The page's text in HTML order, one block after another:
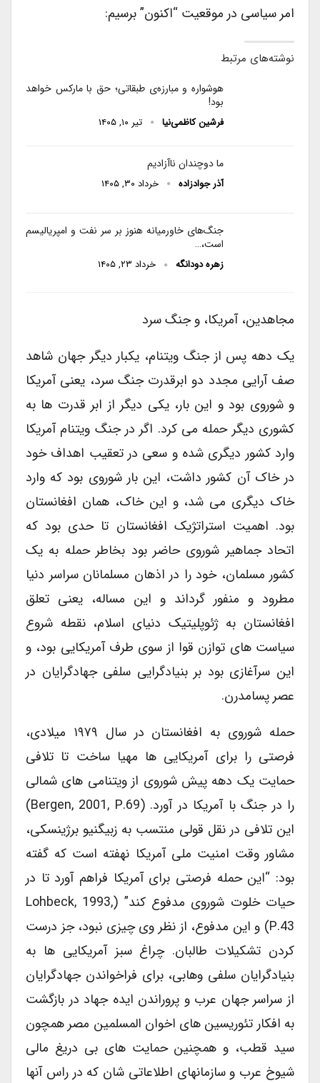
امر سیاسی در موقعیت “اکنون” برسیم:
نوشته‌های مرتبط
هوشواره و مبارزه‌ی طبقاتی؛ حق با مارکس خواهد
بود!
فرشین کاظمی‌نیا تیر ۱۰, ۱۴۰۵
ما دوچندان ناآزادیم
آذر جوادزاده خرداد ۳۰, ۱۴۰۵
جنگ‌های خاورمیانه هنوز بر سر نفت و امپریالیسم
است،…
زهره دودانگه خرداد ۲۳, ۱۴۰۵
مجاهدین، آمریکا، و جنگ سرد
یک دهه پس از جنگ ویتنام، یکبار دیگر جهان شاهد
صف آرایی مجدد دو ابرقدرت جنگ سرد، یعنی آمریکا
و شوروی بود و این بار، یکی دیگر از ابر قدرت ها به
کشوری دیگر حمله می کرد. اگر در جنگ ویتنام آمریکا
وارد کشور دیگری شده و سعی در تعقیب اهداف خود
در خاک آن کشور داشت، این بار شوروی بود که وارد
خاک دیگری می شد، و این خاک، همان افغانستان
بود. اهمیت استراتژیک افغانستان تا حدی بود که
اتحاد جماهیر شوروی حاضر بود بخاطر حمله به یک
کشور مسلمان، خود را در اذهان مسلمانان سراسر دنیا
مطرود و منفور گرداند و این مساله، یعنی تعلق
افغانستان به ژئوپلیتیک دنیای اسلام، نقطه شروع
سیاست های توازن قوا از سوی طرف آمریکایی بود، و
این سرآغازی بود بر بنیادگرایی سلفی جهادگرایان در
عصر پسامدرن.
حمله شوروی به افغانستان در سال ۱۹۷۹ میلادی،
فرصتی را برای آمریکایی ها مهیا ساخت تا تلافی
حمایت یک دهه پیش شوروی از ویتنامی های شمالی
را در جنگ با آمریکا در آورد. (Bergen, 2001, P.69)
این تلافی در نقل قولی منتسب به زبیگنیو برژینسکی،
مشاور وقت امنیت ملی آمریکا نهفته است که گفته
بود: “این حمله فرصتی برای آمریکا فراهم آورد تا در
حیات خلوت شوروی مدفوع کند” (Lohbeck, 1993,
P.43) و این مدفوع، از نظر وی چیزی نبود، جز درست
کردن تشکیلات طالبان. چراغ سبز آمریکایی ها به
بنیادگرایان سلفی وهابی، برای فراخواندن جهادگرایان
از سراسر جهان عرب و پروراندن ایده جهاد در بازگشت
به افکار تئوریسین های اخوان المسلمین مصر همچون
سید قطب، و همچنین حمایت های بی دریغ مالی
شیوخ عرب و سازمانهای اطلاعاتی شان که در راس آنها